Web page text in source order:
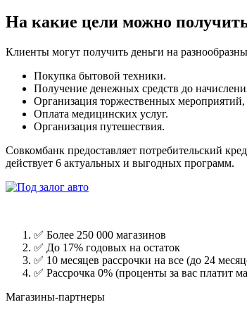
На какие цели можно
Клиенты могут получить деньги на
Покупка бытовой техники.
Получение денежных средств до
Организация торжественных мероприятий,
Оплата медицинских услуг.
Организация путешествия.
Совкомбанк предоставляет потребительский
действует 6 актуальных и выгодных программ.
✅ Более 250 000 магазинов
✅ До 17% годовых на остаток
✅ 10 месяцев рассрочки на все (до 24
✅ Рассрочка 0% (проценты за вас платит
Магазины-партнеры